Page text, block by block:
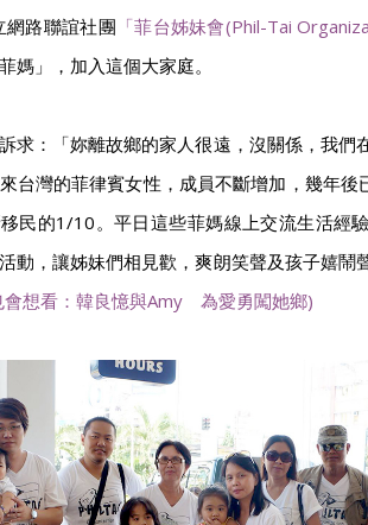
網路聯誼社團 「菲台姊妹會(Phil-Tai
媽」，加入這個大家庭。
求：「妳離故鄉的家人很遠，沒關係，我們
台灣的菲律賓女性，成員不斷增加，幾年後
民的1/10。平日這些菲媽線上交流生活經
動，讓姊妹們相見歡，爽朗笑聲及孩子嬉鬧
會想看：韓良憶與Amy 為愛勇闖她鄉)